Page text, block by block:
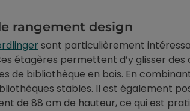
rangement design
sont particulièrement
étagères permettent d’y glisser
de bibliothèque en bois. En
stables. Il est également
de 88 cm de hauteur, ce qui est